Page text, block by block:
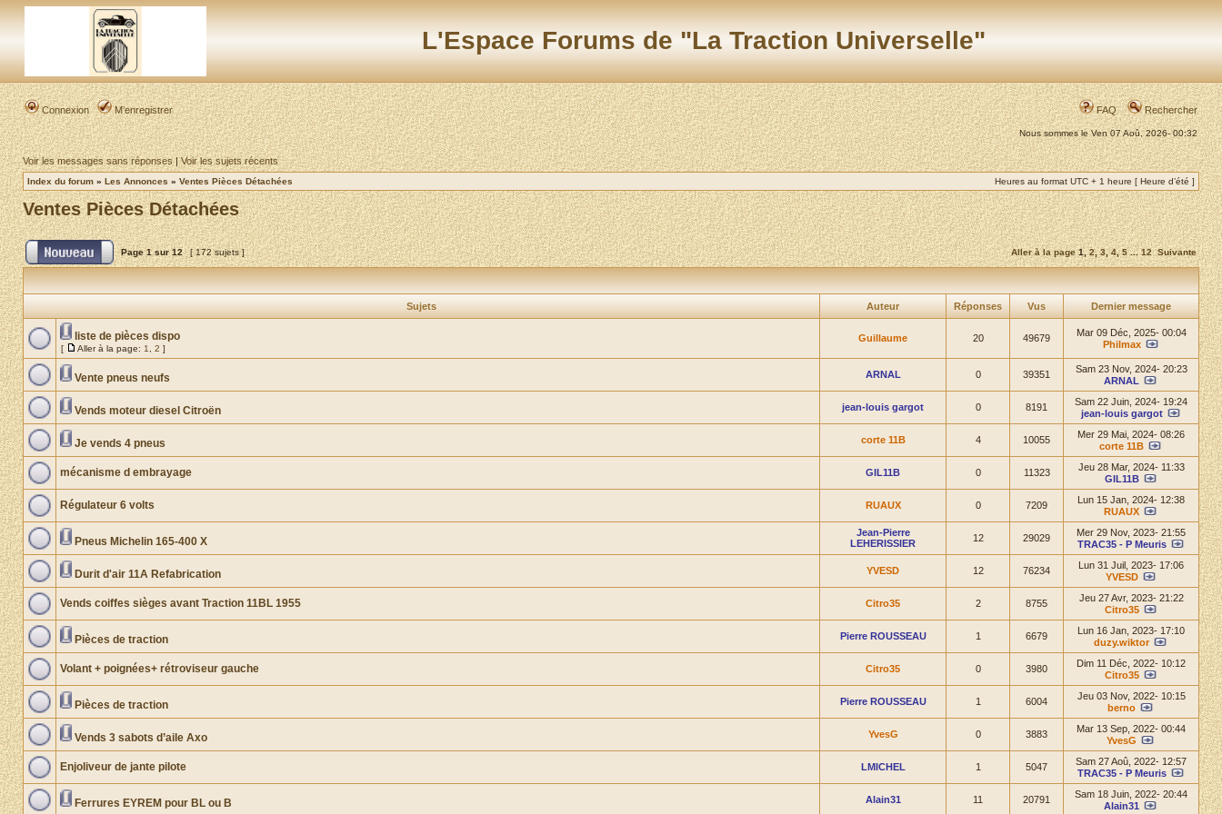
L'Espace Forums de "La Traction Universelle"
Connexion M’enregistrer FAQ Rechercher
Nous sommes le Ven 07 Aoû, 2026- 00:32
Voir les messages sans réponses|Voir les sujets récents
Index du forum » Les Annonces » Ventes Pièces Détachées Heures au format UTC + 1 heure [ Heure d’été ]
Ventes Pièces Détachées
Page1sur12 [ 172 sujets ] Aller à la page 1,2,3,4,5...12 Suivante
Sujets Auteur Réponses Vus Dernier message
liste de pièces dispo
[ Aller à la page: 1 2 ]
Guillaume 20 49679
Mar 09 Déc, 2025- 00:04
Philmax
Vente pneus neufs ARNAL 0 39351
Sam 23 Nov, 2024- 20:23
ARNAL
Vends moteur diesel Citroën jean-louis gargot 0 8191
Sam 22 Juin, 2024- 19:24
jean-louis gargot
Je vends 4 pneus corte 11B 4 10055
Mer 29 Mai, 2024- 08:26
corte 11B
mécanisme d embrayage GIL11B 0 11323
Jeu 28 Mar, 2024- 11:33
GIL11B
Régulateur 6 volts RUAUX 0 7209
Lun 15 Jan, 2024- 12:38
RUAUX
Pneus Michelin 165-400 X
Jean-Pierre
LEHERISSIER
12 29029
Mer 29 Nov, 2023- 21:55
TRAC35 - P Meuris
Durit d'air 11A Refabrication YVESD 12 76234
Lun 31 Juil, 2023- 17:06
YVESD
Vends coiffes sièges avant Traction 11BL 1955 Citro35 2 8755
Jeu 27 Avr, 2023- 21:22
Citro35
Pièces de traction Pierre ROUSSEAU 1 6679
Lun 16 Jan, 2023- 17:10
duzy.wiktor
Volant + poignées+ rétroviseur gauche Citro35 0 3980
Dim 11 Déc, 2022- 10:12
Citro35
Pièces de traction Pierre ROUSSEAU 1 6004
Jeu 03 Nov, 2022- 10:15
berno
Vends 3 sabots d’aile Axo YvesG 0 3883
Mar 13 Sep, 2022- 00:44
YvesG
Enjoliveur de jante pilote LMICHEL 1 5047
Sam 27 Aoû, 2022- 12:57
TRAC35 - P Meuris
Ferrures EYREM pour BL ou B Alain31 11 20791
Sam 18 Juin, 2022- 20:44
Alain31